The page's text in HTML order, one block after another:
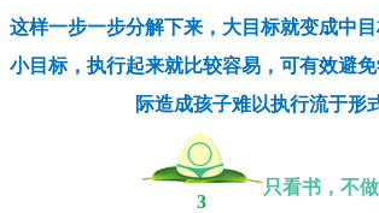
这样一步一步分解下来，大目标就变成中
小目标，执行起来就比较容易，可有效避
际造成孩子难以执行流于形
3
只看书，不